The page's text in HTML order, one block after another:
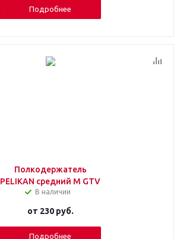
Подробнее
Полкодержатель
PELIKAN средний М GTV
В наличии
от 230 руб.
Подробнее